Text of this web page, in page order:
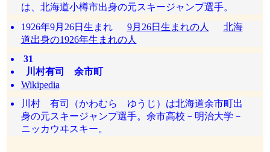
は、北海道小樽市出身の元スキージャンプ選手。
1926年9月26日生まれ 9月26日生まれの人
北海
道出身の1926年生まれの人
31
川村有司 余市町
Wikipedia
川村 有司（かわむら ゆうじ）は北海道余市町出
身の元スキージャンプ選手。余市高校－明治大学－
ニッカウヰスキー。